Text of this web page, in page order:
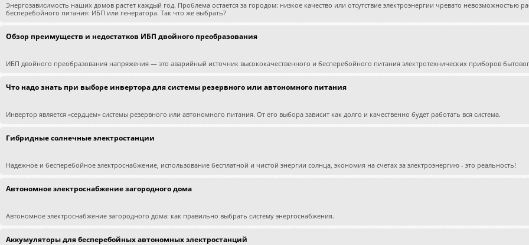
Энергозависимость наших домов растет каждый год. Проблема остается за городом: низкое качество или отсутствие электроэнергии чревато невозможностью
бесперебойного питания: ИБП или генератора. Так что же выбрать?
Обзор преимуществ и недостатков ИБП двойного преобразования
ИБП двойного преобразования напряжения — это аварийный источник высококачественного и бесперебойного питания электротехнических приборов
Что надо знать при выборе инвертора для системы резервного или автономного питания
Инвертор является «сердцем» системы резервного или автономного питания. От его выбора зависит как долго и качественно будет работать вся система.
Гибридные солнечные электростанции
Надежное и бесперебойное электроснабжение, использование бесплатной и чистой энергии солнца, экономия на счетах за электроэнергию - это реальность!
Автономное электроснабжение загородного дома
Автономное электроснабжение загородного дома: как правильно выбрать систему энергоснабжения.
Аккумуляторы для бесперебойных автономных электростанций